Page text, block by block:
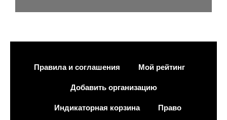
Правила и соглашения Мой рейтинг
Добавить организацию
Индикаторная корзина Право